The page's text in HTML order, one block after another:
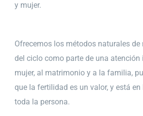
y mujer.
Ofrecemos los métodos naturales
del ciclo como parte de una atención
mujer, al matrimonio y a la familia,
que la fertilidad es un valor, y está
toda la persona.